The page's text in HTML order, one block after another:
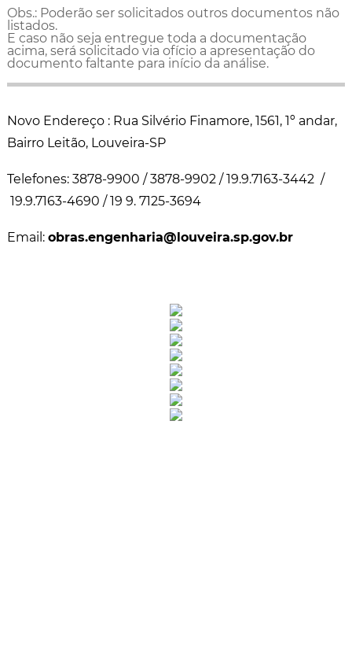
Obs.: Poderão ser solicitados outros documentos não
listados.
E caso não seja entregue toda a documentação
acima, será solicitado via ofício a apresentação do
documento faltante para início da análise.
Novo Endereço : Rua Silvério Finamore, 1561, 1º andar,
Bairro Leitão, Louveira-SP
Telefones: 3878-9900 / 3878-9902 / 19.9.7163-3442 /
19.9.7163-4690 / 19 9. 7125-3694
Email: obras.engenharia@louveira.sp.gov.br